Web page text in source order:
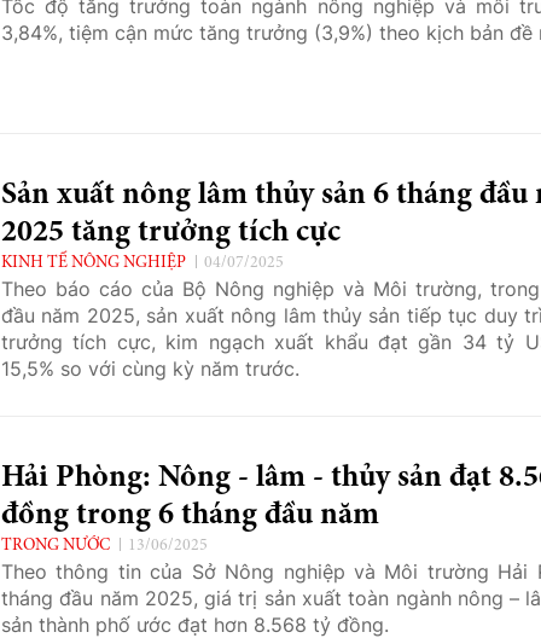
Tốc độ tăng trưởng toàn ngành nông nghiệp và môi
3,84%, tiệm cận mức tăng trưởng (3,9%) theo kịch bản đề
Sản xuất nông lâm thủy sản 6 tháng đầu
2025 tăng trưởng tích cực
KINH TẾ NÔNG NGHIỆP 04/07/2025
Theo báo cáo của Bộ Nông nghiệp và Môi trường,
đầu năm 2025, sản xuất nông lâm thủy sản tiếp tục duy
trưởng tích cực, kim ngạch xuất khẩu đạt gần 34 tỷ
15,5% so với cùng kỳ năm trước.
Hải Phòng: Nông - lâm - thủy sản đạt
đồng trong 6 tháng đầu năm
TRONG NƯỚC 13/06/2025
Theo thông tin của Sở Nông nghiệp và Môi trường Hải
tháng đầu năm 2025, giá trị sản xuất toàn ngành nông –
sản thành phố ước đạt hơn 8.568 tỷ đồng.